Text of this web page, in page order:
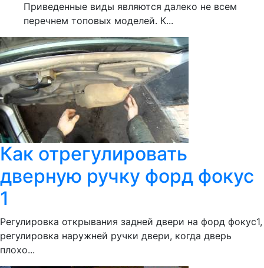
Приведенные виды являются далеко не всем
перечнем топовых моделей. К...
Как отрегулировать
дверную ручку форд фокус
1
Регулировка открывания задней двери на форд фокус1,
регулировка наружней ручки двери, когда дверь
плохо...